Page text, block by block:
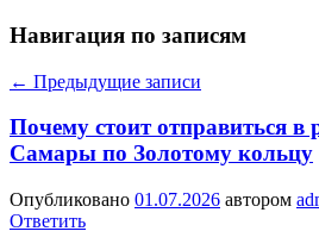
Навигация по записям
← Предыдущие записи
Почему стоит отправиться в
Самары по Золотому кольцу
Опубликовано 01.07.2026 автором
Ответить